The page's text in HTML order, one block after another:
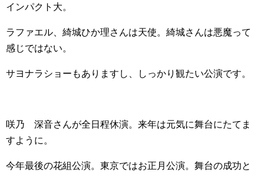
インパクト大。
ラファエル、綺城ひか理さんは天使。綺城さんは悪魔って
感じではない。
サヨナラショーもありますし、しっかり観たい公演です。
咲乃 深音さんが全日程休演。来年は元気に舞台にたてま
すように。
今年最後の花組公演。東京ではお正月公演。舞台の成功と